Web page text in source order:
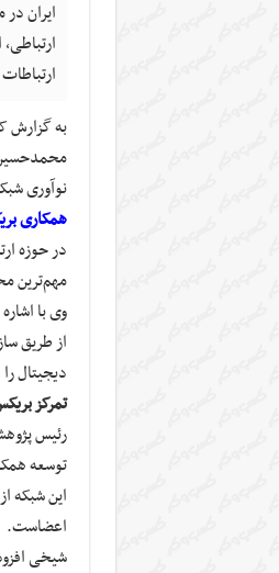
به گزارش
محمدحسین
نوآوری شبکه‌های آینده بریکس ۲۰۲۶
همکاری
در حوزه
مهم‌ترین
وی با
از طریق
دیجیتال
تمرکز
رئیس
توسعه
اعضاست.